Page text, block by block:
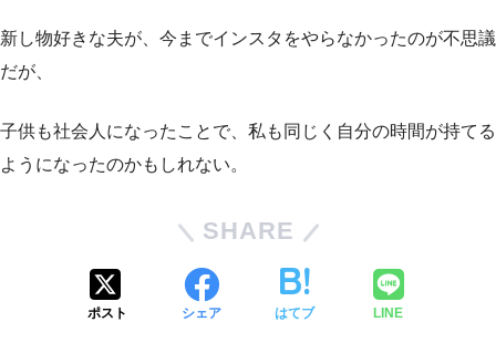
新し物好きな夫が、今までインスタをやらなかったのが不思議
だが、
子供も社会人になったことで、私も同じく自分の時間が持てる
ようになったのかもしれない。
SHARE
ポスト シェア はてブ LINE